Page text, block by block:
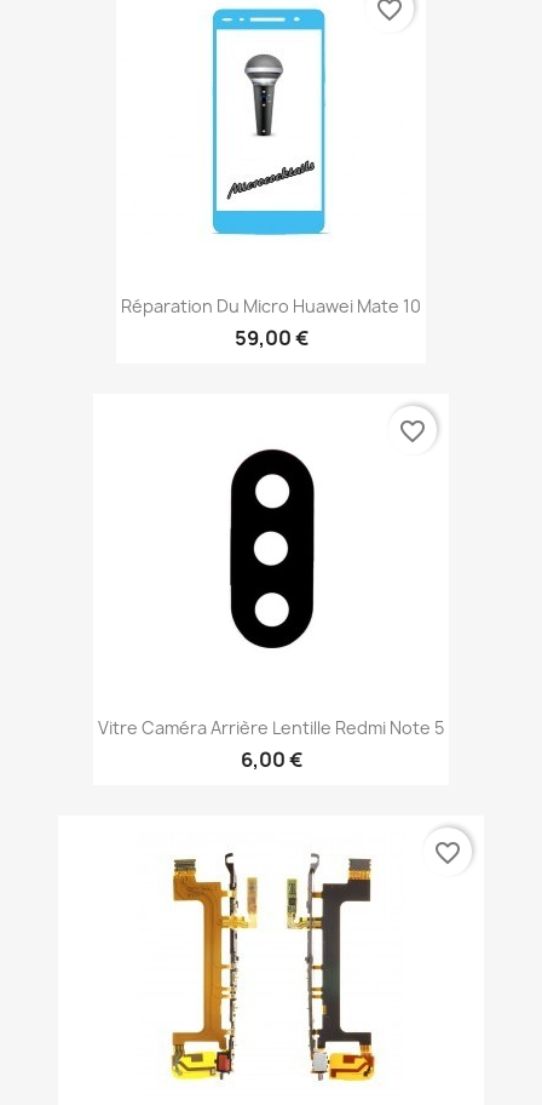
Réparation Du Micro Huawei Mate 10
59,00 €
favorite_border
Vitre Caméra Arrière Lentille Redmi Note 5
6,00 €
favorite_border
favorite_border